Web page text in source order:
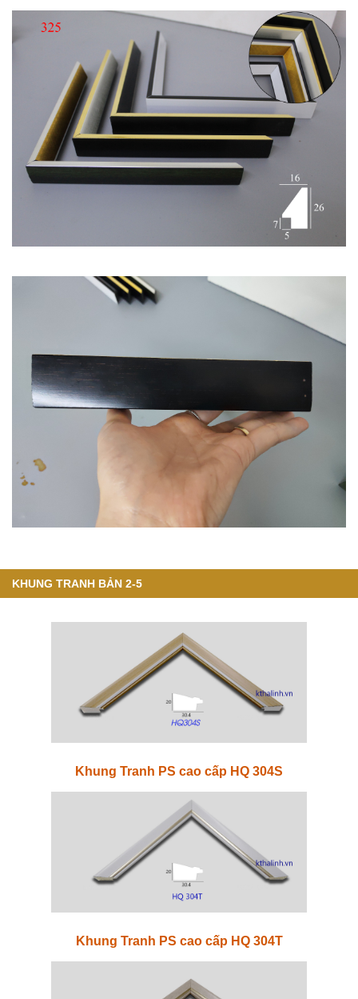
KHUNG TRANH BẢN 2-5
Khung Tranh PS cao cấp HQ 304S
Khung Tranh PS cao cấp HQ 304T